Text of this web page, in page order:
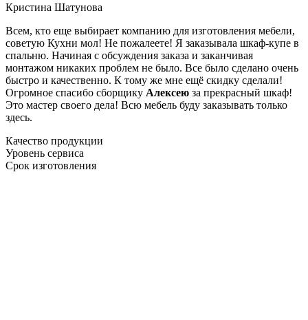
Кристина Шатунова
Всем, кто еще выбирает компанию для изготовления мебели,
советую Кухни мол! Не пожалеете! Я заказывала шкаф-купе в
спальню. Начиная с обсуждения заказа и заканчивая
монтажом никаких проблем не было. Все было сделано очень
быстро и качественно. К тому же мне ещё скидку сделали!
Огромное спасибо сборщику Алексею за прекрасный шкаф!
Это мастер своего дела! Всю мебель буду заказывать только
здесь.
Качество продукции
Уровень сервиса
Срок изготовления